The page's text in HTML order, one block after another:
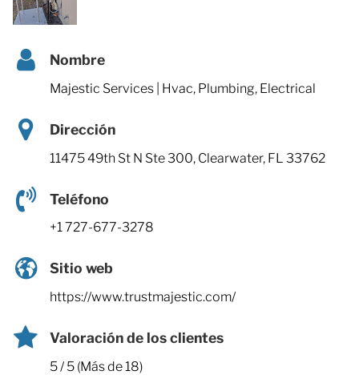
Nombre
Majestic Services | Hvac, Plumbing, Electrical
Dirección
11475 49th St N Ste 300, Clearwater, FL 33762
Teléfono
+1 727-677-3278
Sitio web
https://www.trustmajestic.com/
Valoración de los clientes
5 / 5 (Más de 18)